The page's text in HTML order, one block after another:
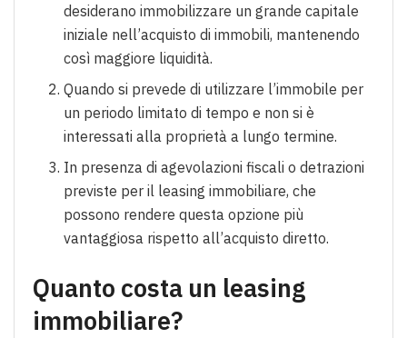
desiderano immobilizzare un grande capitale
iniziale nell’acquisto di immobili, mantenendo
così maggiore liquidità.
Quando si prevede di utilizzare l’immobile per
un periodo limitato di tempo e non si è
interessati alla proprietà a lungo termine.
In presenza di agevolazioni fiscali o detrazioni
previste per il leasing immobiliare, che
possono rendere questa opzione più
vantaggiosa rispetto all’acquisto diretto.
Quanto costa un leasing
immobiliare?